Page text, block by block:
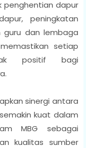
penghentian dapur
peningkatan
guru dan lembaga
setiap
positif bagi
sinergi antara
kuat dalam
MBG sebagai
kualitas sumber